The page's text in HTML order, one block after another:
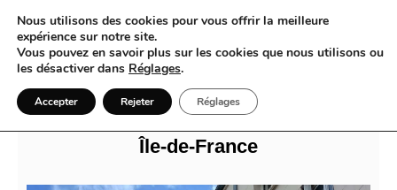
Yaka Louer Monte-Meubles : Un
Île-de-France
Nous utilisons des cookies pour vous offrir la meilleure
expérience sur notre site.
Vous pouvez en savoir plus sur les cookies que nous utilisons ou
les désactiver dans Réglages.
Accepter Rejeter Réglages